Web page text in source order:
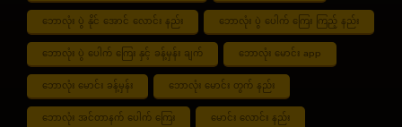
ဘောလုံး ပွဲ နိုင် အောင် လောင်း နည်း ဘောလုံး ပွဲ ပေါက် ကြေး ကြည့် နည်း
ဘောလုံး ပွဲ ပေါက် ကြေး နှင့် ခန့်မှန်း ချက် ဘောလုံး မောင်း app
ဘောလုံး မောင်း ခန့်မှန်း ဘောလုံး မောင်း တွက် နည်း
ဘောလုံး အင်တာနက် ပေါက် ကြေး မောင်း လောင်း နည်း